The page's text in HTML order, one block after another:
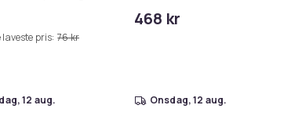
pris: 76 kr
12 aug.
468 kr
onsdag, 12 aug.